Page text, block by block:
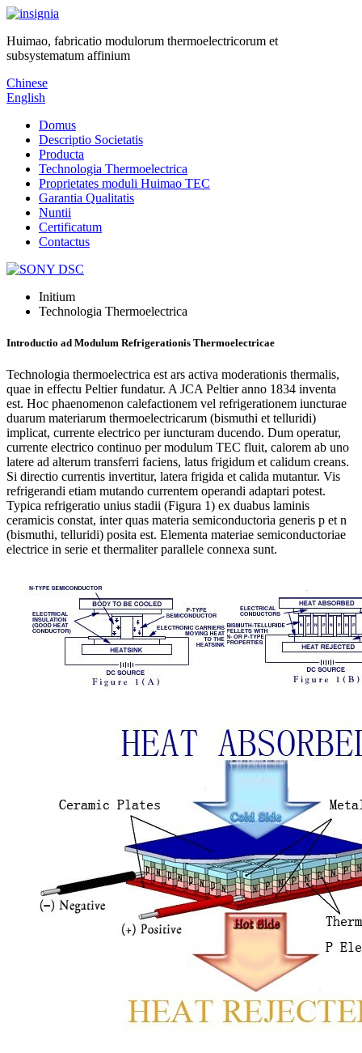
Huimao, fabricatio modulorum thermoelectricorum et
subsystematum affinium
Chinese
English
Domus
Descriptio Societatis
Producta
Technologia Thermoelectrica
Proprietates moduli Huimao TEC
Garantia Qualitatis
Nuntii
Certificatum
Contactus
Initium
Technologia Thermoelectrica
Introductio ad Modulum Refrigerationis Thermoelectricae
Technologia thermoelectrica est ars activa moderationis thermalis,
quae in effectu Peltier fundatur. A JCA Peltier anno 1834 inventa
est. Hoc phaenomenon calefactionem vel refrigerationem iuncturae
duarum materiarum thermoelectricarum (bismuthi et telluridi)
implicat, currente electrico per iuncturam ducendo. Dum operatur,
currente electrico continuo per modulum TEC fluit, calorem ab uno
latere ad alterum transferri faciens, latus frigidum et calidum creans.
Si directio currentis invertitur, latera frigida et calida mutantur. Vis
refrigerandi etiam mutando currentem operandi adaptari potest.
Typica refrigeratio unius stadii (Figura 1) ex duabus laminis
ceramicis constat, inter quas materia semiconductoria generis p et n
(bismuthi, telluridi) posita est. Elementa materiae semiconductoriae
electrice in serie et thermaliter parallele connexa sunt.